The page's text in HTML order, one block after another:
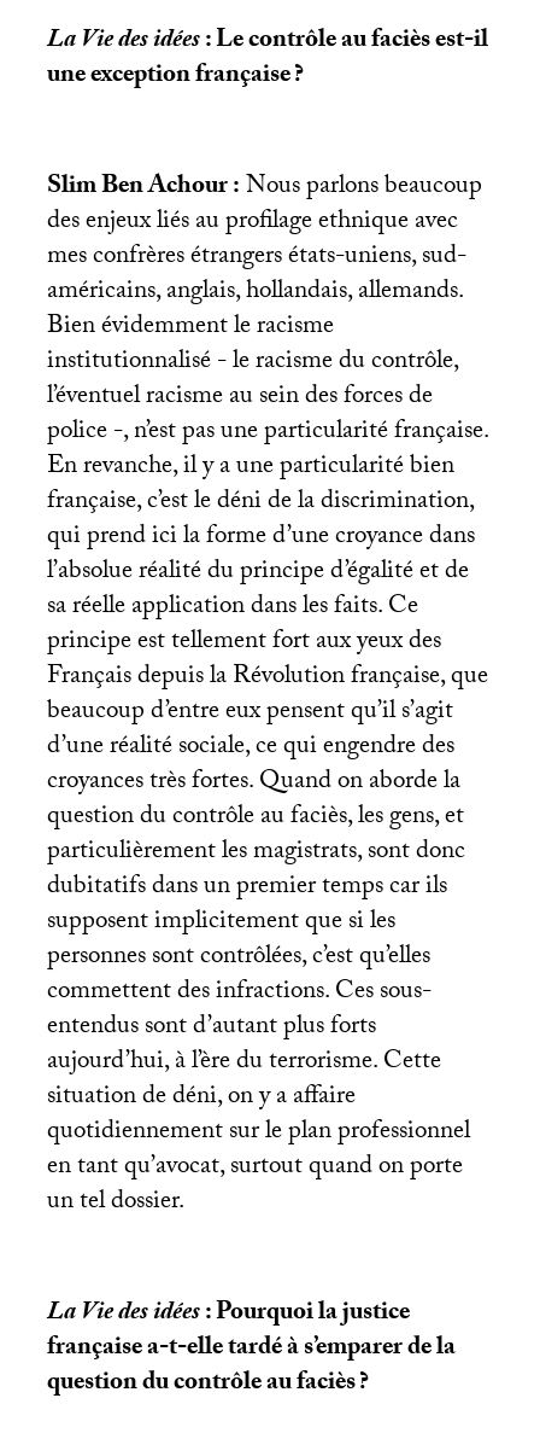
La Vie des idées: Le contrôle au faciès est-il
une exception française?
Slim Ben Achour :Nous parlons beaucoup
des enjeux liés au profilage ethnique avec
mes confrères étrangers états-uniens, sud-
américains, anglais, hollandais, allemands.
Bien évidemment le racisme
institutionnalisé - le racisme du contrôle,
l’éventuel racisme au sein des forces de
police -, n’est pas une particularité française.
En revanche, il y a une particularité bien
française, c’est le déni de la discrimination,
qui prend ici la forme d’une croyance dans
l’absolue réalité du principe d’égalité et de
sa réelle application dans les faits. Ce
principe est tellement fort aux yeux des
Français depuis la Révolution française, que
beaucoup d’entre eux pensent qu’il s’agit
d’une réalité sociale, ce qui engendre des
croyances très fortes. Quand on aborde la
question du contrôle au faciès, les gens, et
particulièrement les magistrats, sont donc
dubitatifs dans un premier temps car ils
supposent implicitement que si les
personnes sont contrôlées, c’est qu’elles
commettent des infractions. Ces sous-
entendus sont d’autant plus forts
aujourd’hui, à l’ère du terrorisme. Cette
situation de déni, on y a affaire
quotidiennement sur le plan professionnel
en tant qu’avocat, surtout quand on porte
un tel dossier.
La Vie des idées: Pourquoi la justice
française a-t-elle tardé à s’emparer de la
question du contrôle au faciès?